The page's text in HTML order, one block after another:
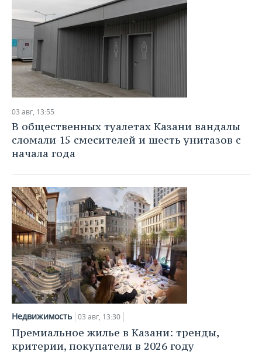
03 авг, 13:55
В общественных туалетах Казани вандалы
сломали 15 смесителей и шесть унитазов с
начала года
Недвижимость 03 авг, 13:30
Премиальное жилье в Казани: тренды,
критерии, покупатели в 2026 году